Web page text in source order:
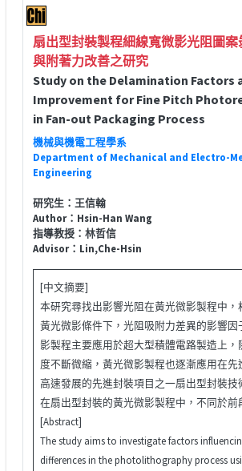
扇出型封裝製程細線寬微影光阻圖
與附著力改善之研究
Study on the Delamination Factors
Improvement for Fine Pitch
in Fan-out Packaging Process
機械與機電工程學系
Department of Mechanical and Electro-
Engineering
研究生：王信翰
Author：Hsin-Han Wang
指導教授：林哲信
Advisor：Lin,Che-Hsin
[中文摘要]
本研究尋找出影響光阻在黃光微影製程中，
黃光微影條件下，光阻吸附力差異的影響因
影製程主要應用於超大型積體電路製造上，
度不斷微縮，黃光微影製程也逐漸應用在先
高速發展的先進封裝項目之一扇出型封裝技
在扇出型封裝的黃光微影製程中，不同於前
[Abstract]
The study aims to investigate factors
differences in the photolithography process